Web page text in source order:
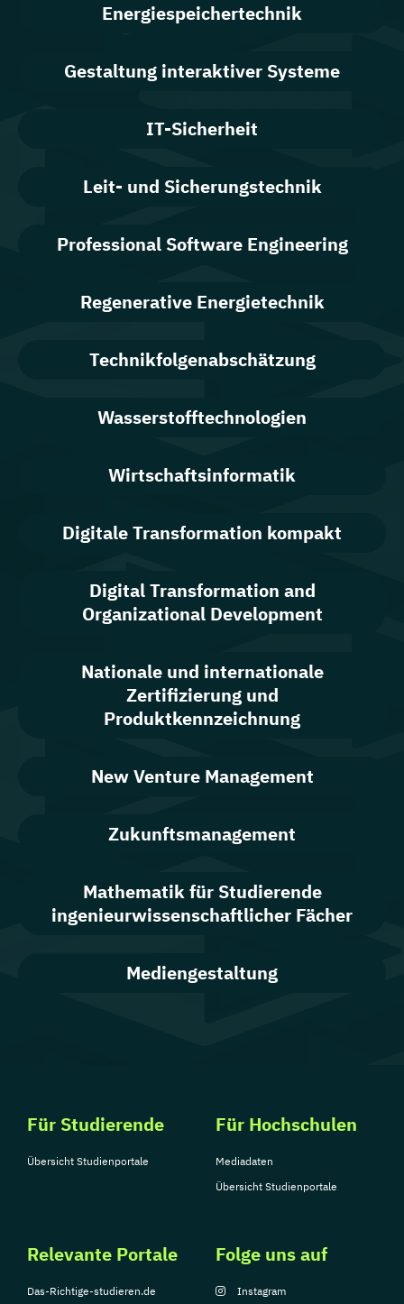
Energiespeichertechnik
Gestaltung interaktiver Systeme
IT-Sicherheit
Leit- und Sicherungstechnik
Professional Software Engineering
Regenerative Energietechnik
Technikfolgen­abschätzung
Wasserstofftechnologien
Wirtschaftsinformatik
Digitale Transformation kompakt
Digital Transformation and
Organizational Development
Nationale und internationale
Zertifizierung und
Produktkennzeichnung
New Venture Management
Zukunftsmanagement
Mathematik für Studierende
ingenieurwissenschaftlicher Fächer
Mediengestaltung
Für Studierende
Übersicht Studienportale
Für Hochschulen
Mediadaten
Übersicht Studienportale
Relevante Portale
Das-Richtige-studieren.de
Folge uns auf
Instagram